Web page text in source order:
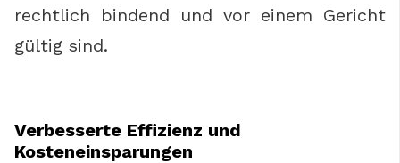
rechtlich bindend und vor einem Gericht
gültig sind.
Verbesserte Effizienz und
Kosteneinsparungen